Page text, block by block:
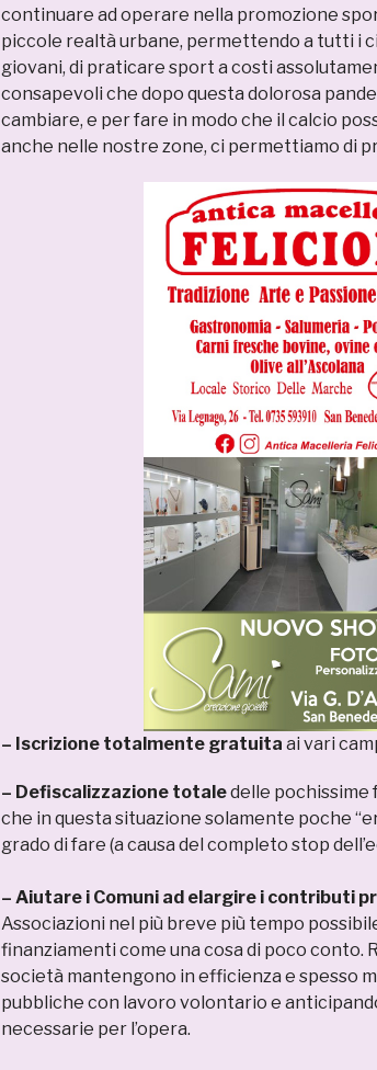
continuare ad operare nella promozione
piccole realtà urbane, permettendo a tutti i
giovani, di praticare sport a costi
consapevoli che dopo questa dolorosa
cambiare, e per fare in modo che il calcio
anche nelle nostre zone, ci permettiamo di
– Iscrizione totalmente gratuita ai vari
– Defiscalizzazione totaledelle pochissime
che in questa situazione solamente poche
grado di fare (a causa del completo stop
– Aiutare i Comuni ad elargire i contributi
Associazioni nel più breve più tempo
finanziamenti come una cosa di poco conto.
società mantengono in efficienza e spesso
pubbliche con lavoro volontario e
necessarie per l’opera.